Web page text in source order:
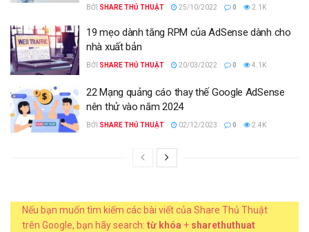
BỞI SHARE THỦ THUẬT 25/10/2022 0 2.1K
19 mẹo dành tăng RPM của AdSense dành cho
nhà xuất bản
BỞI SHARE THỦ THUẬT 20/03/2022 0 4.1K
22 Mạng quảng cáo thay thế Google AdSense
nên thử vào năm 2024
BỞI SHARE THỦ THUẬT 02/12/2023 0 2.4K
Nếu bạn muốn tìm kiếm các bài viết của Share Thủ Thuật
trên Google, bạn hãy search: từ khóa + sharethuthuat